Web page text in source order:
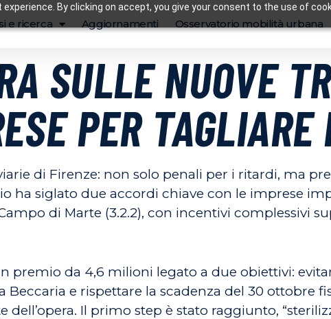
By clicking on accept, you give your consent to the use of
e ricerca Aggiornamenti Osservatorio mobilità urbana
SULLE NUOVE
PER
di Firenze: non solo penali per i ritardi, ma
ha siglato due accordi chiave con le imprese
di Marte (3.2.2), con incentivi complessivi
premio da 4,6 milioni legato a due obiettivi:
e rispettare la scadenza del 30 ottobre
Il primo step è stato raggiunto,